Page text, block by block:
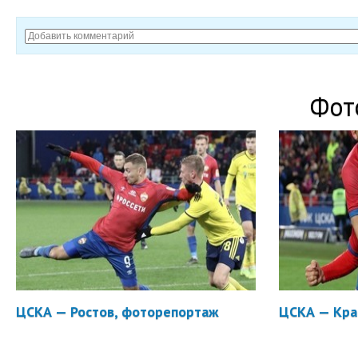
ЦСКА — Ростов, фоторепортаж ЦСКА —